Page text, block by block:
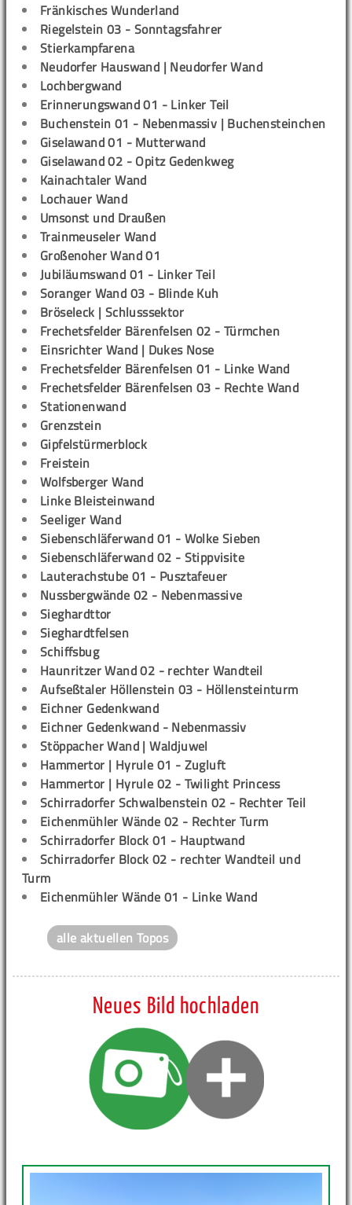
Fränkisches Wunderland
Riegelstein 03 - Sonntagsfahrer
Stierkampfarena
Neudorfer Hauswand | Neudorfer Wand
Lochbergwand
Erinnerungswand 01 - Linker Teil
Buchenstein 01 - Nebenmassiv | Buchensteinchen
Giselawand 01 - Mutterwand
Giselawand 02 - Opitz Gedenkweg
Kainachtaler Wand
Lochauer Wand
Umsonst und Draußen
Trainmeuseler Wand
Großenoher Wand 01
Jubiläumswand 01 - Linker Teil
Soranger Wand 03 - Blinde Kuh
Bröseleck | Schlusssektor
Frechetsfelder Bärenfelsen 02 - Türmchen
Einsrichter Wand | Dukes Nose
Frechetsfelder Bärenfelsen 01 - Linke Wand
Frechetsfelder Bärenfelsen 03 - Rechte Wand
Stationenwand
Grenzstein
Gipfelstürmerblock
Freistein
Wolfsberger Wand
Linke Bleisteinwand
Seeliger Wand
Siebenschläferwand 01 - Wolke Sieben
Siebenschläferwand 02 - Stippvisite
Lauterachstube 01 - Pusztafeuer
Nussbergwände 02 - Nebenmassive
Sieghardttor
Sieghardtfelsen
Schiffsbug
Haunritzer Wand 02 - rechter Wandteil
Aufseßtaler Höllenstein 03 - Höllensteinturm
Eichner Gedenkwand
Eichner Gedenkwand - Nebenmassiv
Stöppacher Wand | Waldjuwel
Hammertor | Hyrule 01 - Zugluft
Hammertor | Hyrule 02 - Twilight Princess
Schirradorfer Schwalbenstein 02 - Rechter Teil
Eichenmühler Wände 02 - Rechter Turm
Schirradorfer Block 01 - Hauptwand
Schirradorfer Block 02 - rechter Wandteil und
Turm
Eichenmühler Wände 01 - Linke Wand
alle aktuellen Topos
Neues Bild hochladen